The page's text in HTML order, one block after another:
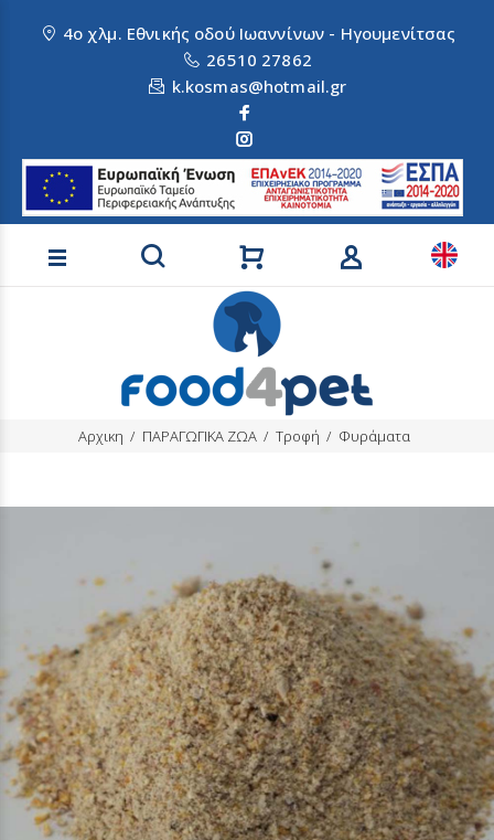
4ο χλμ. Εθνικής οδού Ιωαννίνων - Ηγουμενίτσας
26510 27862
k.kosmas@hotmail.gr
Αναζήτηση προϊόντων
Αρχικη ΠΑΡΑΓΩΓΙΚΑ ΖΩΑ Τροφή Φυράματα